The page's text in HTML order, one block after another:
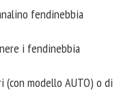
fendinebbia
i fendinebbia
modello AUTO) o di